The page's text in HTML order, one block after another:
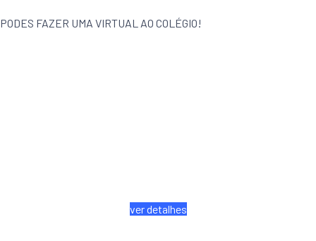
PODES FAZER UMA VIRTUAL AO COLÉGIO!
ver detalhes